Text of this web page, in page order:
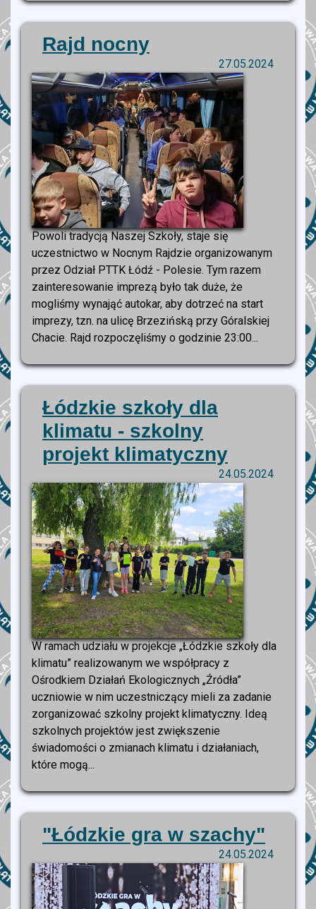
Rajd nocny
27.05.2024
Powoli tradycją Naszej Szkoły, staje się
uczestnictwo w Nocnym Rajdzie organizowanym
przez Odział PTTK Łódź - Polesie. Tym razem
zainteresowanie imprezą było tak duże, że
mogliśmy wynająć autokar, aby dotrzeć na start
imprezy, tzn. na ulicę Brzezińską przy Góralskiej
Chacie. Rajd rozpoczęliśmy o godzinie 23:00...
Łódzkie szkoły dla
klimatu - szkolny
projekt klimatyczny
24.05.2024
W ramach udziału w projekcje „Łódzkie szkoły dla
klimatu” realizowanym we współpracy z
Ośrodkiem Działań Ekologicznych „Źródła”
uczniowie w nim uczestniczący mieli za zadanie
zorganizować szkolny projekt klimatyczny. Ideą
szkolnych projektów jest zwiększenie
świadomości o zmianach klimatu i działaniach,
które mogą...
"Łódzkie gra w szachy"
24.05.2024